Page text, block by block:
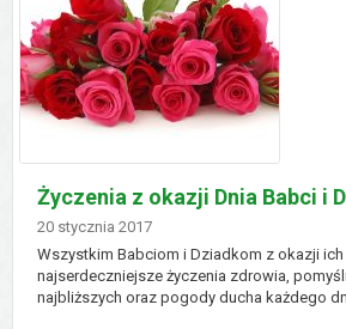
świetlicy
w
nowej
królewskiej
Życzenia z okazji Dnia Babci i
Dodano
20 stycznia 2017
Wszystkim Babciom i Dziadkom z okazji ich
najserdeczniejsze życzenia zdrowia,
najbliższych oraz pogody ducha każdego